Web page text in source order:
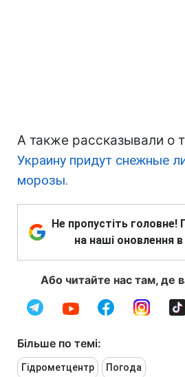
А также рассказывали о
Украину придут снежные
морозы.
Не пропустіть головне!
на наші оновлення
Або читайте нас там, де
Більше по темі:
Гідрометцентр Погода